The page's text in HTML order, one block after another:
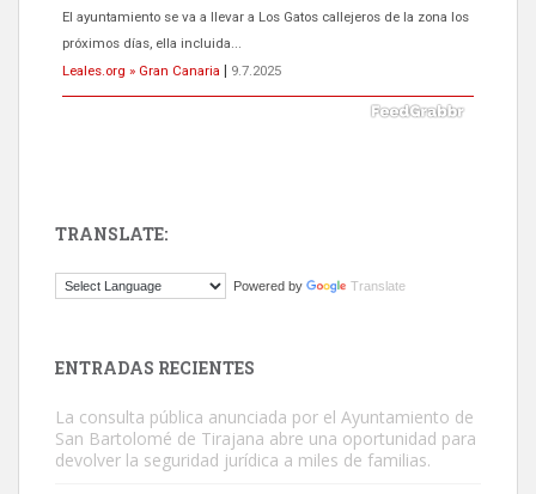
El ayuntamiento se va a llevar a Los Gatos callejeros de la zona los
próximos días, ella incluida...
Leales.org » Gran Canaria
9.7.2025
Este gato macho ha aparecido en la calle hace menos de un mes,
TRANSLATE:
Powered by Translate
ENTRADAS RECIENTES
La consulta pública anunciada por el Ayuntamiento de
San Bartolomé de Tirajana abre una oportunidad para
devolver la seguridad jurídica a miles de familias.